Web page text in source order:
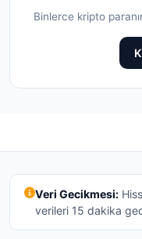
Binlerce kripto
Veri Gecikmesi:
verileri 15 dakika